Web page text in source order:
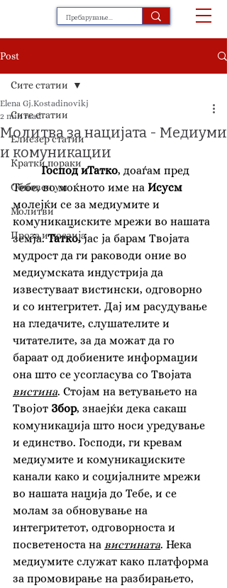
Post
Сите статии
Елиезер статии
Кратки пораки
Обновен ум
Молитви
Проза и поезија
Сите статии
Молитва за нацијата - Медиуми
и комуникации
Elena Gj.Kostadinovikj
2 min read
Господ иТатко, доаѓам пред
Тебе, во моќното име на Исусм
молејќи се за медиумите и
комуникациските мрежи во нашата
земја. Татко, јас ја барам Твојата
мудрост да ги раководи оние во
медиумската индустрија да
известуваат вистински, одговорно
и со интегритет. Дај им расудување
на гледачите, слушателите и
читателите, за да можат да го
бараат од добиените информации
она што се усогласува со Твојата
вистина. Стојам на ветувањето на
Твојот Збор, знаејќи дека сакаш
комуникација што носи уредување
и единство. Господи, ги кревам
медиумите и комуникациските
канали како и социјалните мрежи
во нашата нација до Тебе, и се
молам за обновување на
интегритетот, одговорноста и
посветеноста на вистината. Нека
медиумите служат како платформа
за промовирање на разбирањето,